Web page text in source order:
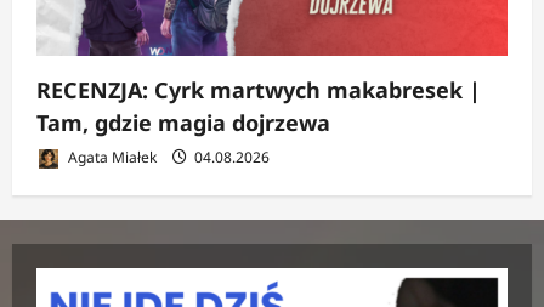
RECENZJA: Cyrk martwych makabresek |
Tam, gdzie magia dojrzewa
Agata Miałek 04.08.2026